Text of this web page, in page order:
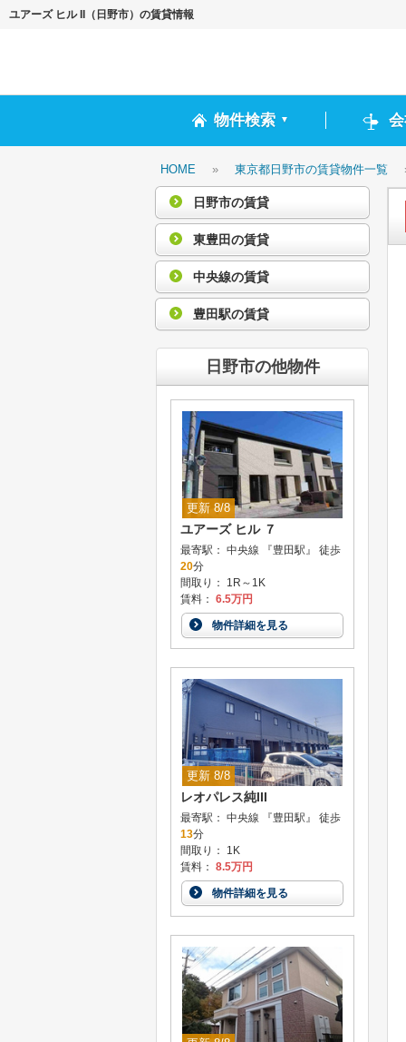
ユアーズ ヒル II（日野市）の賃貸情報
物件検索 ▼
HOME » 東京都日野市の賃貸物件一覧
日野市の賃貸
東豊田の賃貸
中央線の賃貸
豊田駅の賃貸
日野市の他物件
更新 8/8
ユアーズ ヒル ７
最寄駅： 中央線 『豊田駅』 徒歩
20分
間取り： 1R～1K
賃料： 6.5万円
物件詳細を見る
更新 8/8
レオパレス純III
最寄駅： 中央線 『豊田駅』 徒歩
13分
間取り： 1K
賃料： 8.5万円
物件詳細を見る